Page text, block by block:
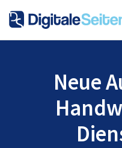
Neue